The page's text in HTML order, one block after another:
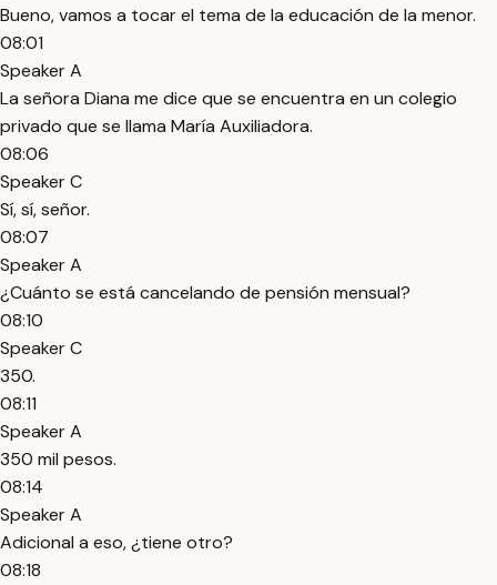
Bueno, vamos a tocar el tema de la educación de la menor.
08:01
Speaker A
La señora Diana me dice que se encuentra en un colegio
privado que se llama María Auxiliadora.
08:06
Speaker C
Sí, sí, señor.
08:07
Speaker A
¿Cuánto se está cancelando de pensión mensual?
08:10
Speaker C
350.
08:11
Speaker A
350 mil pesos.
08:14
Speaker A
Adicional a eso, ¿tiene otro?
08:18